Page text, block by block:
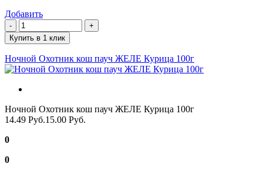
Добавить
Купить в 1 клик
Ночной Охотник кош пауч ЖЕЛЕ Курица 100г
Ночной Охотник кош пауч ЖЕЛЕ Курица 100г
14.49 Руб.15.00 Руб.
0
0